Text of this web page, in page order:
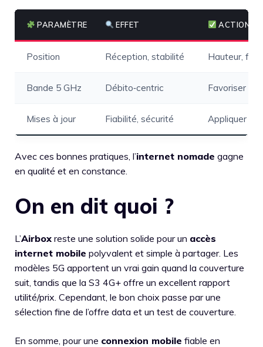
PARAMÈTRE EFFET ACTION
Position Réception, stabilité Hauteur,
Bande 5 GHz Débito‑centric Favoriser
Mises à jour Fiabilité, sécurité Appliquer
Avec ces bonnes pratiques, l’internet nomade gagne
en qualité et en constance.
On en dit quoi ?
L’Airbox reste une solution solide pour un accès
internet mobile polyvalent et simple à partager. Les
modèles 5G apportent un vrai gain quand la couverture
suit, tandis que la S3 4G+ offre un excellent rapport
utilité/prix. Cependant, le bon choix passe par une
sélection fine de l’offre data et un test de couverture.
En somme, pour une connexion mobile fiable en